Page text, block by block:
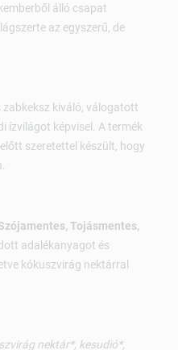
álló csapat
az egyszerű, de
zabkeksz kiváló, válogatott
ízvilágot képvisel. A termék
szeretettel készült, hogy
Tojásmentes,
adalékanyagot és
kókuszvirág nektárral
nektár*, kesudió*,